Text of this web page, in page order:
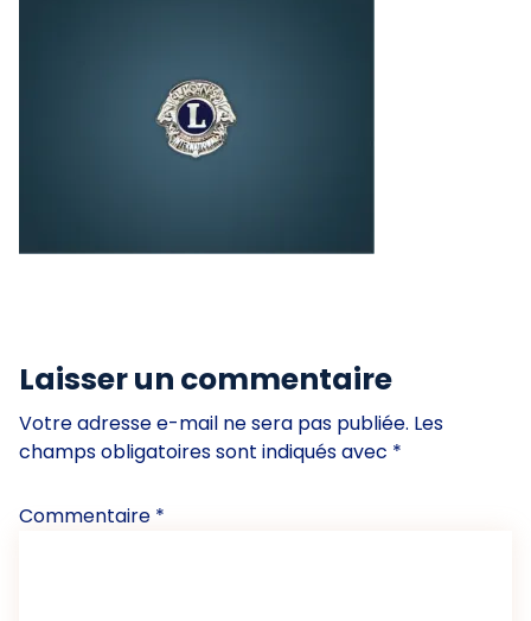
Laisser un commentaire
Votre adresse e-mail ne sera pas publiée. Les
champs obligatoires sont indiqués avec *
Commentaire *